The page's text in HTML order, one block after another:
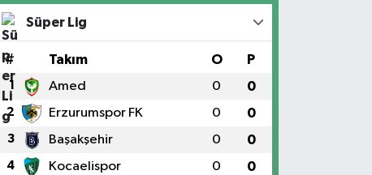
Süper Lig
# Takım O P
1 Amed 0 0
2 Erzurumspor FK 0 0
3 Başakşehir 0 0
4 Kocaelispor 0 0